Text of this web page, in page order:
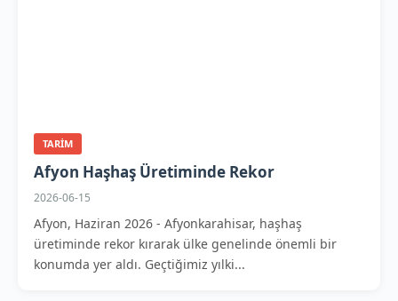
TARIM
Afyon Haşhaş Üretiminde Rekor
2026-06-15
Afyon, Haziran 2026 - Afyonkarahisar, haşhaş
üretiminde rekor kırarak ülke genelinde önemli bir
konumda yer aldı. Geçtiğimiz yılki...